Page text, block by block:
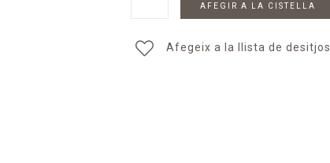
AFEGIR A LA CISTELLA
Afegeix a la llista de desitjos